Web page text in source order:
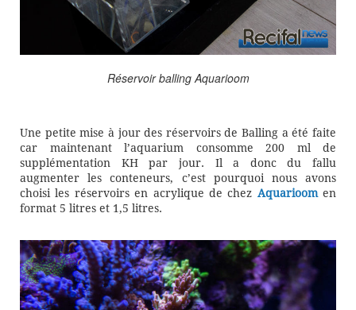
Réservoir balling Aquarioom
Une petite mise à jour des réservoirs de Balling a été faite
car maintenant l’aquarium consomme 200 ml de
supplémentation KH par jour. Il a donc du fallu
augmenter les conteneurs, c’est pourquoi nous avons
choisi les réservoirs en acrylique de chez Aquarioomen
format 5 litres et 1,5 litres.